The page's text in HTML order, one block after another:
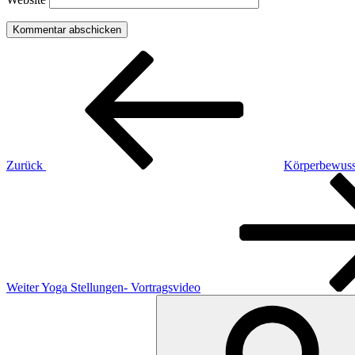
Beitragsnavigation
Zurück
WeiterYoga Stellungen- Vortragsvideo